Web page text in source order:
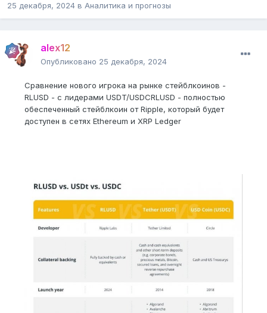
25 декабря, 2024 в Аналитика и прогнозы
alex12
Опубликовано 25 декабря, 2024
Сравнение нового игрока на рынке стейблкоинов -
RLUSD - с лидерами USDT/USDCRLUSD - полностью
обеспеченный стейблкоин от Ripple, который будет
доступен в сетях Ethereum и XRP Ledger